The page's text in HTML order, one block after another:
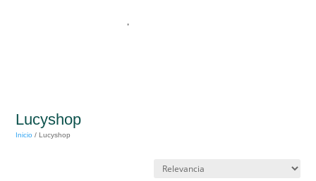
Lucyshop
Inicio /Lucyshop